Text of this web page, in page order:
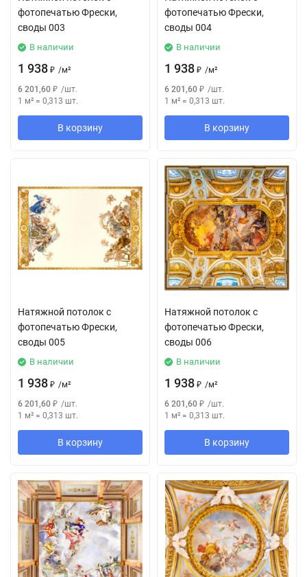
фотопечатью Фрески,
своды 003
В наличии
1 938 ₽ /м²
6 201,60 ₽ /шт.
1 м² = 0,313 шт.
В корзину
фотопечатью Фрески,
своды 004
В наличии
1 938 ₽ /м²
6 201,60 ₽ /шт.
1 м² = 0,313 шт.
В корзину
Натяжной потолок с
фотопечатью Фрески,
своды 005
В наличии
1 938 ₽ /м²
6 201,60 ₽ /шт.
1 м² = 0,313 шт.
В корзину
Натяжной потолок с
фотопечатью Фрески,
своды 006
В наличии
1 938 ₽ /м²
6 201,60 ₽ /шт.
1 м² = 0,313 шт.
В корзину